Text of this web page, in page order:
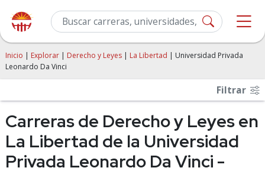
Inicio | Explorar | Derecho y Leyes | La Libertad | Universidad Privada
Leonardo Da Vinci
Filtrar
Carreras de Derecho y Leyes en
La Libertad de la Universidad
Privada Leonardo Da Vinci -